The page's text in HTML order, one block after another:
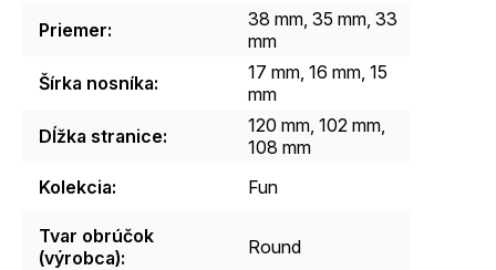
Priemer:
38 mm, 35 mm, 33
mm
Šírka nosníka:
17 mm, 16 mm, 15
mm
Dĺžka stranice:
120 mm, 102 mm,
108 mm
Kolekcia: Fun
Tvar obrúčok
(výrobca): Round